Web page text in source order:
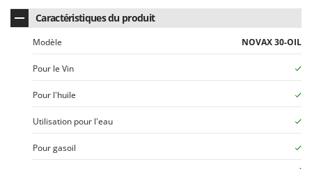
Nilfisk
Ninja
Novatec
Novital
NuAir
NuovaFac
Officine Savioli
Caractéristiques du produit
Modèle NOVAX 30-OIL
Pour le Vin
Pour l'huile
Utilisation pour l'eau
Pour gasoil